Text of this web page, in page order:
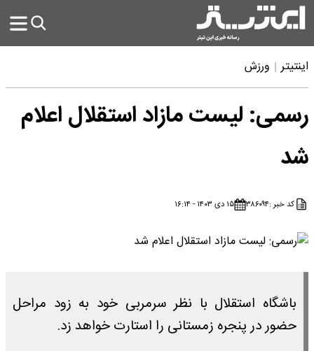
اینتیتر ورزش
رسمی: لیست مازاد استقلال اعلام
شد
کد خبر :۳۸۶۰۹۴ ۱۵ دی ۱۴۰۳ - ۱۶:۱۴
باشگاه استقلال با نظر سرمربی خود به زود مراحل
حضور در پنجره زمستانی را استارت خواهد زد.